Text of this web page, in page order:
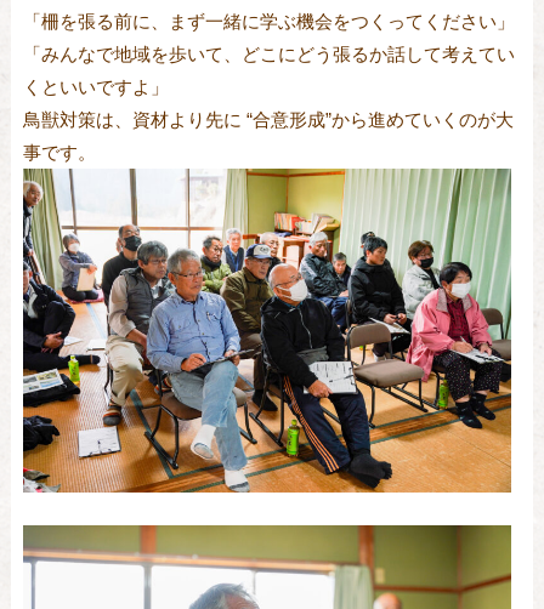
「柵を張る前に、まず一緒に学ぶ機会をつくってください」
「みんなで地域を歩いて、どこにどう張るか話して考えてい
くといいですよ」
鳥獣対策は、資材より先に “合意形成”から進めていくのが大
事です。